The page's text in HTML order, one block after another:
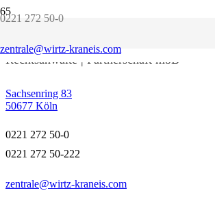
0221 272 50-0
zentrale@wirtz-kraneis.com
WIRTZ KRANEIS
Rechtsanwälte | Partnerschaft mbB
Sachsenring 83
50677 Köln
0221 272 50-0
0221 272 50-222
zentrale@wirtz-kraneis.com